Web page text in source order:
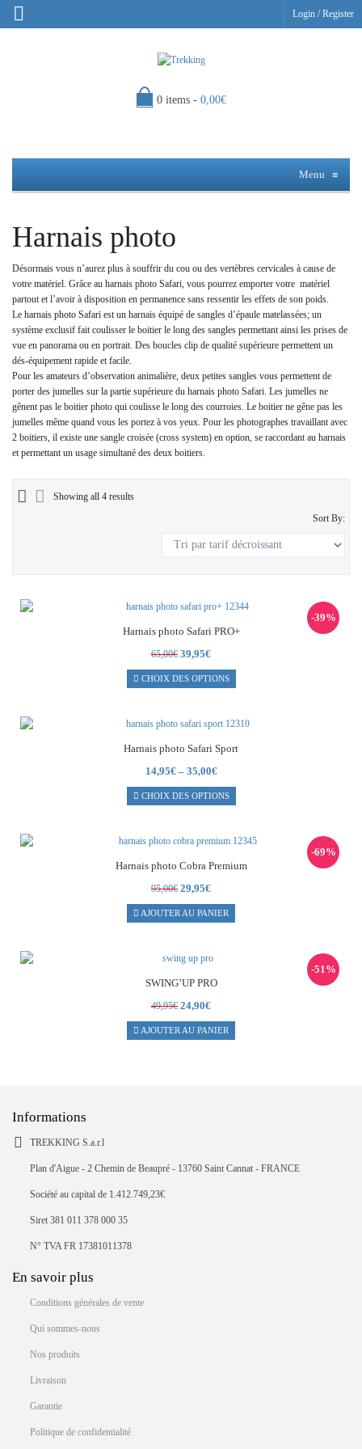
Login /Register
0 items - 0,00€
Menu ≡
Harnais photo
Désormais vous n’aurez plus à souffrir du cou ou des vertèbres cervicales à cause de
votre matériel. Grâce au harnais photo Safari, vous pourrez emporter votre matériel
partout et l’avoir à disposition en permanence sans ressentir les effets de son poids.
Le harnais photo Safari est un harnais équipé de sangles d’épaule matelassées; un
système exclusif fait coulisser le boitier le long des sangles permettant ainsi les prises de
vue en panorama ou en portrait. Des boucles clip de qualité supérieure permettent un
dés-équipement rapide et facile.
Pour les amateurs d’observation animalière, deux petites sangles vous permettent de
porter des jumelles sur la partie supérieure du harnais photo Safari. Les jumelles ne
gênent pas le boitier photo qui coulisse le long des courroies. Le boitier ne gêne pas les
jumelles même quand vous les portez à vos yeux. Pour les photographes travaillant avec
2 boitiers, il existe une sangle croisée (cross system) en option, se raccordant au harnais
et permettant un usage simultané des deux boitiers.
Showing all 4 results
Sort By:
Harnais photo Safari PRO+
65,00€ Le
prix
initial
39,95€Le
prix
actuel
-39%
CHOIX DES OPTIONS
Harnais photo Safari Sport
14,95€– 35,00€
CHOIX DES OPTIONS
Harnais photo Cobra Premium
95,00€ Le
prix
initial
29,95€Le
prix
actuel
-69%
AJOUTER AU PANIER
SWING’UP PRO
49,95€ Le
prix
initial
24,90€Le
prix
actuel
-51%
AJOUTER AU PANIER
Informations
TREKKING S.a.r.l
Plan d'Aigue - 2 Chemin de Beaupré - 13760 Saint Cannat - FRANCE
Société au capital de 1.412.749,23€
Siret 381 011 378 000 35
N° TVA FR 17381011378
En savoir plus
Conditions générales de vente
Qui sommes-nous
Nos produits
Livraison
Garantie
Politique de confidentialité